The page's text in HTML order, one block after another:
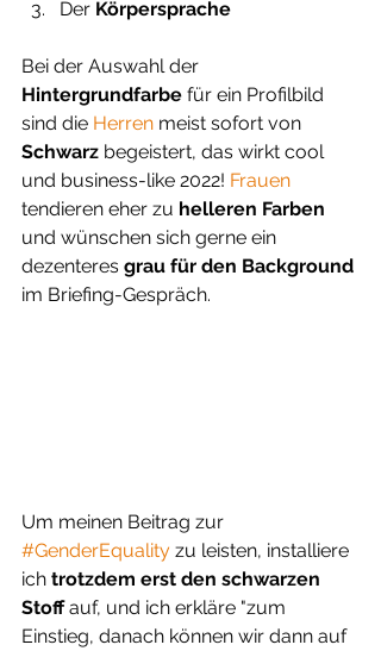
Der Körpersprache
Bei der Auswahl der
Hintergrundfarbe für ein Profilbild
sind die Herren meist sofort von
Schwarz begeistert, das wirkt cool
und business-like 2022! Frauen
tendieren eher zu helleren Farben
und wünschen sich gerne ein
dezenteres grau für den Background
im Briefing-Gespräch.
Um meinen Beitrag zur
#GenderEquality zu leisten, installiere
ich trotzdem erst den schwarzen
Stoff auf, und ich erkläre "zum
Einstieg, danach können wir dann auf